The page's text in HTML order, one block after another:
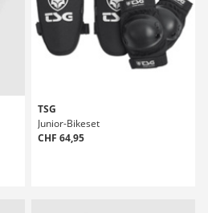
TSG
Junior-Bikeset
CHF 64,95